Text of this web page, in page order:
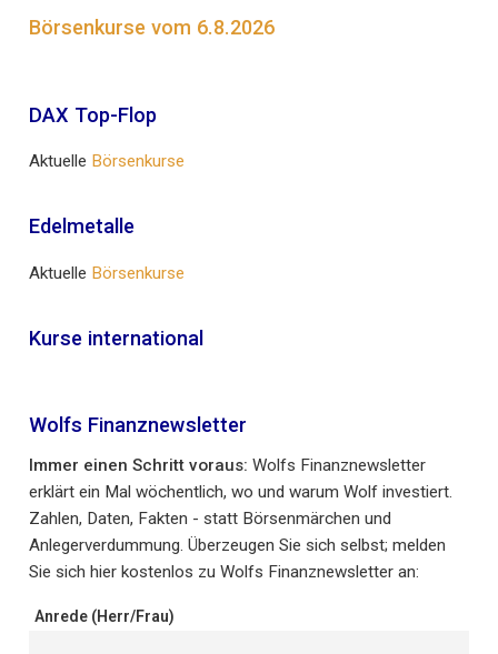
Börsenkurse vom 6.8.2026
DAX Top-Flop
Aktuelle Börsenkurse
Edelmetalle
Aktuelle Börsenkurse
Kurse international
Wolfs Finanznewsletter
Immer einen Schritt voraus: Wolfs Finanznewsletter
erklärt ein Mal wöchentlich, wo und warum Wolf investiert.
Zahlen, Daten, Fakten - statt Börsenmärchen und
Anlegerverdummung. Überzeugen Sie sich selbst; melden
Sie sich hier kostenlos zu Wolfs Finanznewsletter an:
Anrede (Herr/Frau)